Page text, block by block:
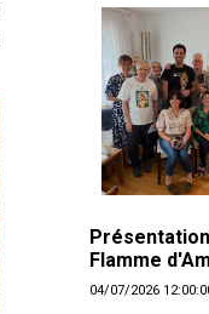
Présentation
Flamme
04/07/2026